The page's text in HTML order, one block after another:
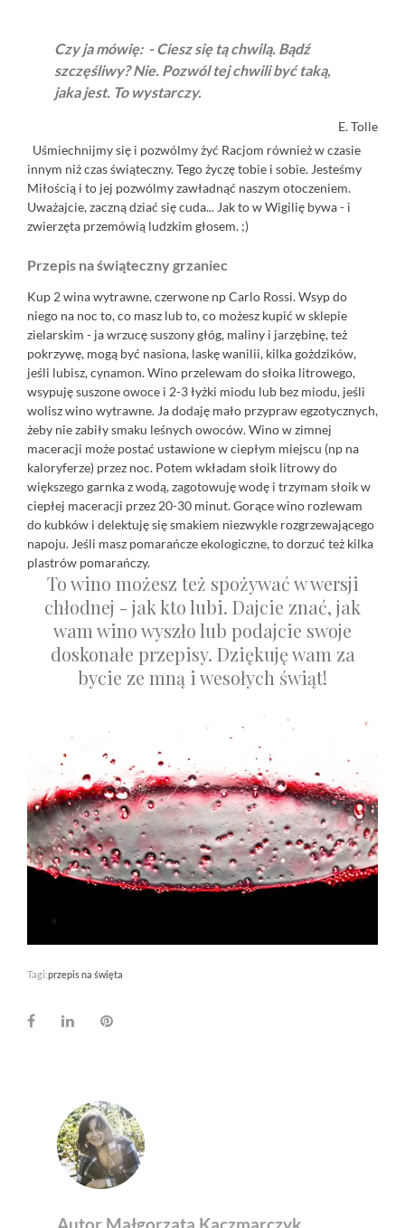
Czy ja mówię: - Ciesz się tą chwilą. Bądź
szczęśliwy? Nie. Pozwól tej chwili być taką,
jaka jest. To wystarczy.
E. Tolle
Uśmiechnijmy się i pozwólmy żyć Racjom również w czasie
innym niż czas świąteczny. Tego życzę tobie i sobie. Jesteśmy
Miłością i to jej pozwólmy zawładnąć naszym otoczeniem.
Uważajcie, zaczną dziać się cuda... Jak to w Wigilię bywa - i
zwierzęta przemówią ludzkim głosem. ;)
Przepis na świąteczny grzaniec
Kup 2 wina wytrawne, czerwone np Carlo Rossi. Wsyp do
niego na noc to, co masz lub to, co możesz kupić w sklepie
zielarskim - ja wrzucę suszony głóg, maliny i jarzębinę, też
pokrzywę, mogą być nasiona, laskę wanilii, kilka gożdzików,
jeśli lubisz, cynamon. Wino przelewam do słoika litrowego,
wsypuję suszone owoce i 2-3 łyżki miodu lub bez miodu, jeśli
wolisz wino wytrawne. Ja dodaję mało przypraw egzotycznych,
żeby nie zabiły smaku leśnych owoców. Wino w zimnej
maceracji może postać ustawione w ciepłym miejscu (np na
kaloryferze) przez noc. Potem wkładam słoik litrowy do
większego garnka z wodą, zagotowuję wodę i trzymam słoik w
ciepłej maceracji przez 20-30 minut. Gorące wino rozlewam
do kubków i delektuję się smakiem niezwykle rozgrzewającego
napoju. Jeśli masz pomarańcze ekologiczne, to dorzuć też kilka
plastrów pomarańczy.
To wino możesz też spożywać w wersji
chłodnej - jak kto lubi. Dajcie znać, jak
wam wino wyszło lub podajcie swoje
doskonałe przepisy. Dziękuję wam za
bycie ze mną i wesołych świąt!
Tagi:przepis na święta
FacebookLinkedInPinterest